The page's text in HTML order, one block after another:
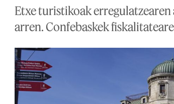
Etxe turistikoak erregulatzearen
arren. Confebaskek